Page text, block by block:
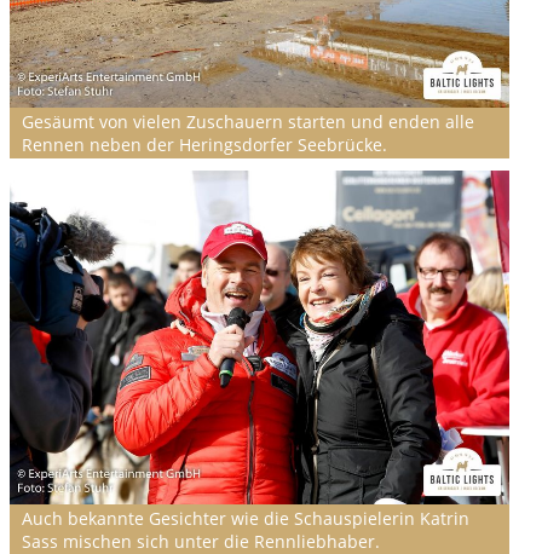
Gesäumt von vielen Zuschauern starten und enden alle
Rennen neben der Heringsdorfer Seebrücke.
Auch bekannte Gesichter wie die Schauspielerin Katrin
Sass mischen sich unter die Rennliebhaber.